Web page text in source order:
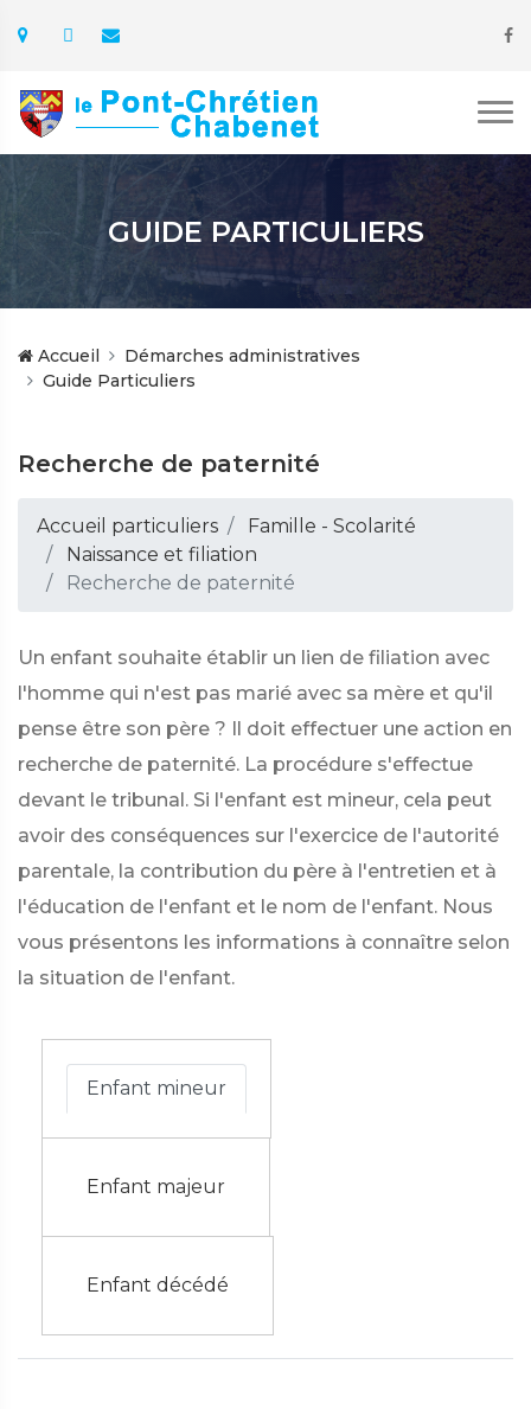
GUIDE PARTICULIERS
Accueil
Démarches administratives
Guide Particuliers
Recherche de paternité
Accueil particuliers
Famille - Scolarité
Naissance et filiation
Recherche de paternité
Un enfant souhaite établir un lien de filiation avec
l'homme qui n'est pas marié avec sa mère et qu'il
pense être son père ? Il doit effectuer une action en
recherche de paternité. La procédure s'effectue
devant le tribunal. Si l'enfant est mineur, cela peut
avoir des conséquences sur l'exercice de l'autorité
parentale, la contribution du père à l'entretien et à
l'éducation de l'enfant et le nom de l'enfant. Nous
vous présentons les informations à connaître selon
la situation de l'enfant.
Enfant mineur
Enfant majeur
Enfant décédé